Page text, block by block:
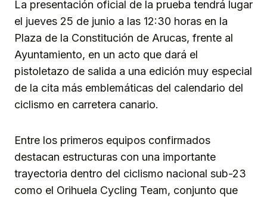
La presentación oficial de la prueba tendrá lugar
el jueves 25 de junio a las 12:30 horas en la
Plaza de la Constitución de Arucas, frente al
Ayuntamiento, en un acto que dará el
pistoletazo de salida a una edición muy especial
de la cita más emblemáticas del calendario del
ciclismo en carretera canario.
Entre los primeros equipos confirmados
destacan estructuras con una importante
trayectoria dentro del ciclismo nacional sub-23
como el Orihuela Cycling Team, conjunto que